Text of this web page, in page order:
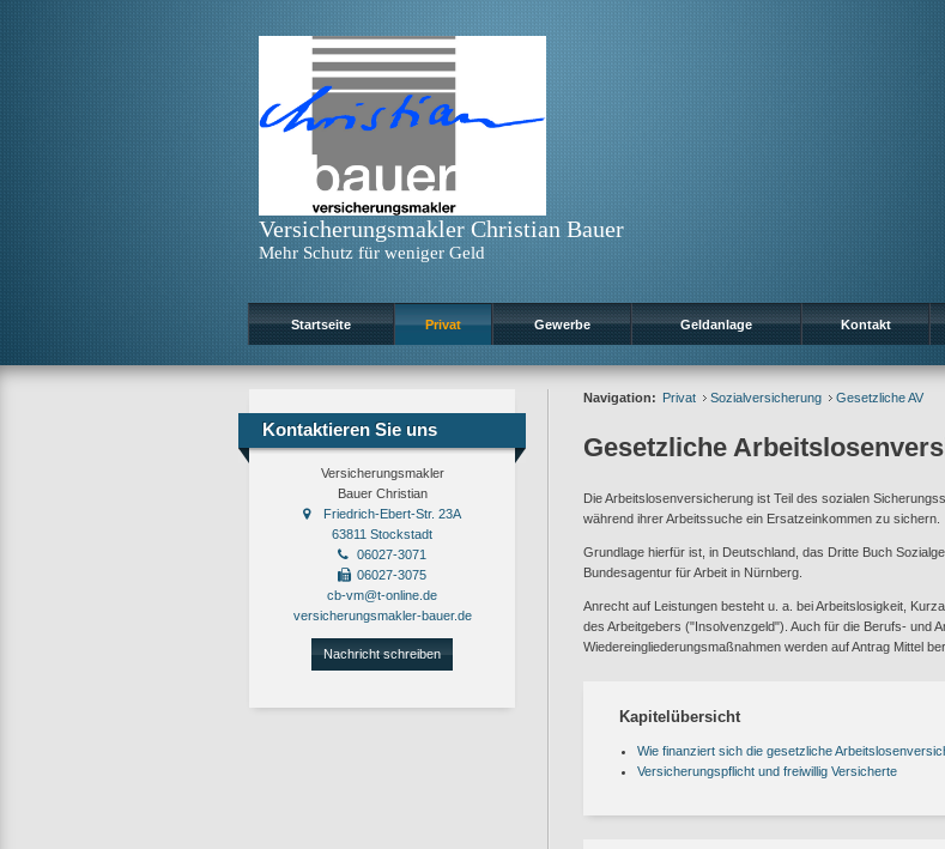
Versicherungsmakler Christian Bauer
Mehr Schutz für weniger Geld
Startseite Privat Gewerbe Geldanlage Kontakt
Kontaktieren Sie uns
Versicherungsmakler
Bauer Christian
Friedrich-Ebert-Str. 23A
63811 Stockstadt
06027-3071
06027-3075
cb-vm@t-online.de
versicherungsmakler-bauer.de
Nachricht schreiben
Navigation: Privat Sozialversicherung Gesetzliche AV
Gesetzliche
Die Arbeitslosenversicherung ist Teil des sozialen
während ihrer Arbeitssuche ein Ersatzeinkommen zu sichern.
Grundlage hierfür ist, in Deutschland, das Dritte Buch
Bundesagentur für Arbeit in Nürnberg.
Anrecht auf Leistungen besteht u. a. bei Arbeitslosigkeit,
des Arbeitgebers ("Insolvenzgeld"). Auch für die Berufs- und
Wiedereingliederungsmaßnahmen werden auf Antrag Mittel
Kapitelübersicht
Wie finanziert sich die gesetzliche
Versicherungspflicht und freiwillig Versicherte